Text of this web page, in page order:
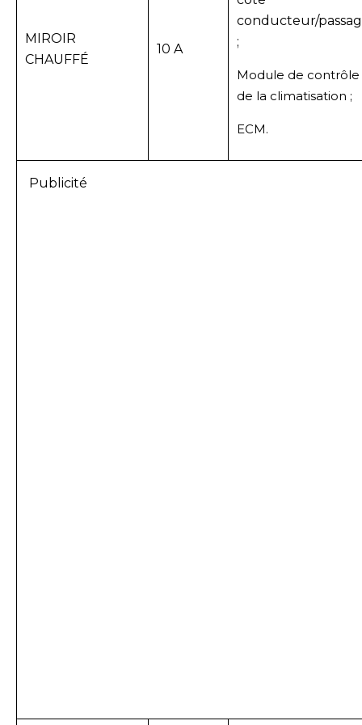
MIROIR
CHAUFFÉ
10 A
conducteur/
;
Module de contrôle
de la climatisation ;
ECM.
Publicité